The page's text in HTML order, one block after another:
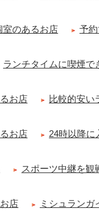
室のあるお店 予
ランチタイムに喫煙で
お店 比較的安い
お店 24時以降に
スポーツ中継を観
店 ミシュランガ